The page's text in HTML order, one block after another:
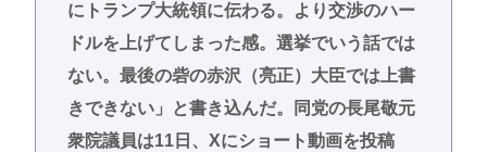
にトランプ大統領に伝わる。より交渉のハー
ドルを上げてしまった感。選挙でいう話では
ない。最後の砦の赤沢（亮正）大臣では上書
きできない」と書き込んだ。同党の長尾敬元
衆院議員は11日、Xにショート動画を投稿